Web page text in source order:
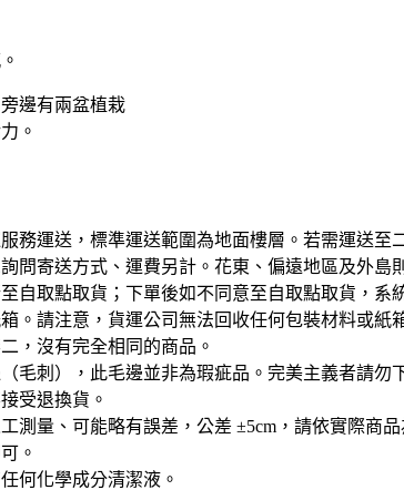
。
務運送，標準運送範圍為地面樓層。若需運送至
問寄送方式、運費另計。花東、偏遠地區及外
自取點取貨；下單後如不同意至自取點取貨，系
。請注意，貨運公司無法回收任何包裝材料或紙
，沒有完全相同的商品。
毛刺），此毛邊並非為瑕疵品。完美主義者請勿
受退換貨。
測量、可能略有誤差，公差 ±5cm，請依實際商品
。
何化學成分清潔液。